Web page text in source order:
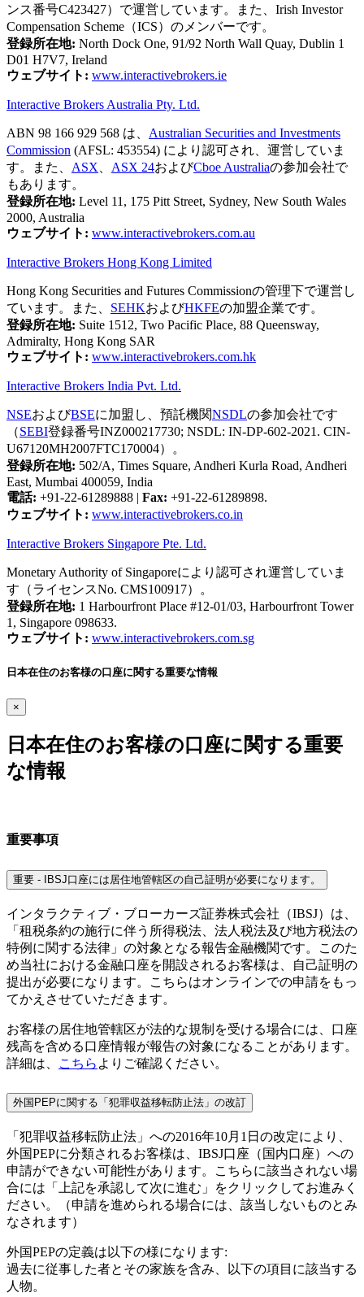
ンス番号C423427）で運営しています。また、Irish Investor
Compensation Scheme（ICS）のメンバーです。
登録所在地: North Dock One, 91/92 North Wall Quay, Dublin 1
D01 H7V7, Ireland
ウェブサイト: www.interactivebrokers.ie
Interactive Brokers Australia Pty. Ltd.
ABN 98 166 929 568 は、 Australian Securities and Investments
Commission (AFSL: 453554) により認可され、運営していま
す。また、 ASX ASX 24およびCboe Australiaの参加会社で
もあります。
登録所在地: Level 11, 175 Pitt Street, Sydney, New South Wales
2000, Australia
ウェブサイト: www.interactivebrokers.com.au
Interactive Brokers Hong Kong Limited
Hong Kong Securities and Futures Commissionの管理下で運営し
ています。また、 SEHKおよびHKFEの加盟企業です。
登録所在地: Suite 1512, Two Pacific Place, 88 Queensway,
Admiralty, Hong Kong SAR
ウェブサイト: www.interactivebrokers.com.hk
Interactive Brokers India Pvt. Ltd.
NSEおよびBSEに加盟し、預託機関NSDLの参加会社です
（SEBI登録番号INZ000217730; NSDL: IN-DP-602-2021. CIN-
U67120MH2007FTC170004）。
登録所在地: 502/A, Times Square, Andheri Kurla Road, Andheri
East, Mumbai 400059, India
電話: +91-22-61289888 | Fax: +91-22-61289898.
ウェブサイト: www.interactivebrokers.co.in
Interactive Brokers Singapore Pte. Ltd.
Monetary Authority of Singaporeにより認可され運営していま
す（ライセンスNo. CMS100917）。
登録所在地: 1 Harbourfront Place #12-01/03, Harbourfront Tower
1, Singapore 098633.
ウェブサイト: www.interactivebrokers.com.sg
日本在住のお客様の口座に関する重要な情報
×
日本在住のお客様の口座に関する重要
な情報
重要事項
重要 - IBSJ口座には居住地管轄区の自己証明が必要になります。
インタラクティブ・ブローカーズ証券株式会社（IBSJ）は、
「租税条約の施行に伴う所得税法、法人税法及び地方税法の
特例に関する法律」の対象となる報告金融機関です。このた
め当社における金融口座を開設されるお客様は、自己証明の
提出が必要になります。こちらはオンラインでの申請をもっ
てかえさせていただきます。
お客様の居住地管轄区が法的な規制を受ける場合には、口座
残高を含める口座情報が報告の対象になることがあります。
詳細は、
こちら よりご確認ください。
外国PEPに関する「犯罪収益移転防止法」の改訂
「犯罪収益移転防止法」への2016年10月1日の改定により、
外国PEPに分類されるお客様は、IBSJ口座（国内口座）への
申請ができない可能性があります。こちらに該当されない場
合には「上記を承認して次に進む」をクリックしてお進みく
ださい。（申請を進められる場合には、該当しないものとみ
なされます）
外国PEPの定義は以下の様になります:
過去に従事した者とその家族を含み、以下の項目に該当する
人物。